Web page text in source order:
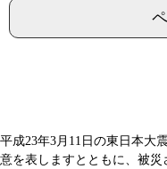
平成23年3月11日の東日本大
意を表しますとともに、被